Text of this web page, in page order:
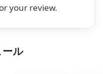
your review.
ル